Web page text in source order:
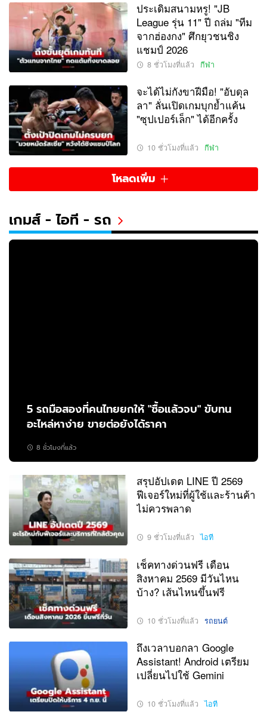
ประเดิมสนามหรู! "JB
League รุ่น 11" ปี ถล่ม "ทีม
จากฮ่องกง" ศึกยุวชนชิง
แชมป์ 2026
8 ชั่วโมงที่แล้ว กีฬา
จะได้ไม่กังขาฝีมือ! "อับดุล
ลา" ลั่นเปิดเกมบุกย้ำแค้น
"ซุปเปอร์เล็ก" ได้อีกครั้ง
10 ชั่วโมงที่แล้ว กีฬา
โหลดเพิ่ม
เกมส์ - ไอที - รถ
5 รถมือสองที่คนไทยยกให้ "ซื้อแล้วจบ" ขับทน
อะไหล่หาง่าย ขายต่อยังได้ราคา
8 ชั่วโมงที่แล้ว
สรุปอัปเดต LINE ปี 2569
ฟีเจอร์ใหม่ที่ผู้ใช้และร้านค้า
ไม่ควรพลาด
9 ชั่วโมงที่แล้ว ไอที
เช็คทางด่วนฟรี เดือน
สิงหาคม 2569 มีวันไหน
บ้าง? เส้นไหนขึ้นฟรี
10 ชั่วโมงที่แล้ว รถยนต์
ถึงเวลาบอกลา Google
Assistant! Android เตรียม
เปลี่ยนไปใช้ Gemini
10 ชั่วโมงที่แล้ว ไอที